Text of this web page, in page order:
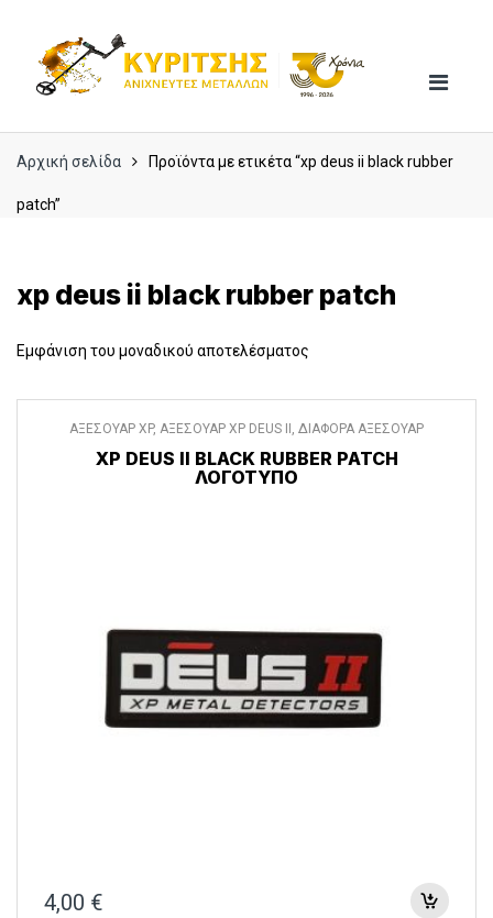
navigation
content
Αρχική σελίδα Προϊόντα με ετικέτα “xp deus ii black rubber
patch”
xp deus ii black rubber patch
Εμφάνιση του μοναδικού αποτελέσματος
ΑΞΕΣΟΥΑΡ XP, ΑΞΕΣΟΥΑΡ XP DEUS II , ΔΙΑΦΟΡΑ ΑΞΕΣΟΥΑΡ
XP DEUS II BLACK RUBBER PATCH
ΛΟΓΌΤΥΠΟ
4,00 €